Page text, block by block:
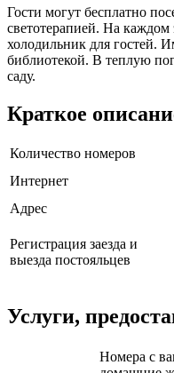
Гости могут бесплатно
светотерапией. На каждом
холодильник для гостей.
библиотекой. В теплую
саду.
Краткое
Количество номеров
Интернет
Адрес
Регистрация заезда и
выезда постояльцев
Услуги,
Номера с